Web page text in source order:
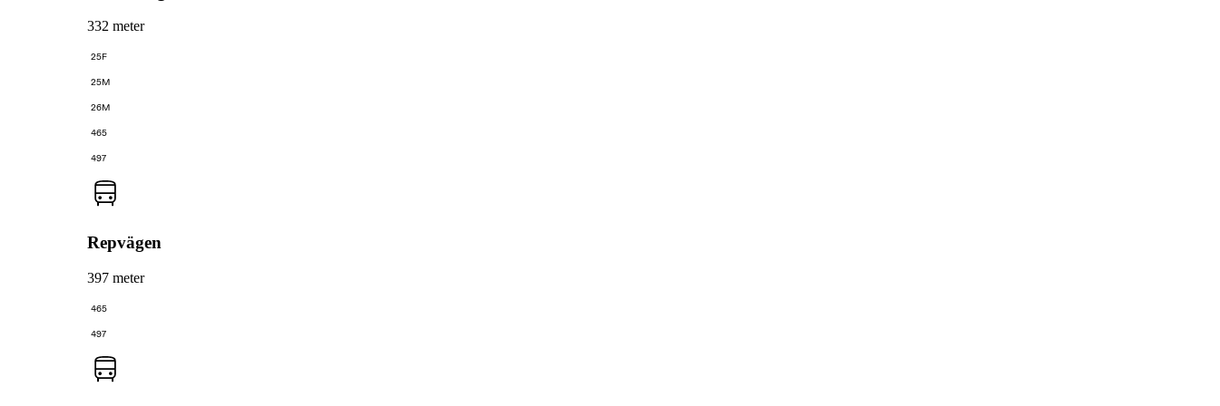
332 meter
25F
25M
26M
465
497
Repvägen
397 meter
465
497